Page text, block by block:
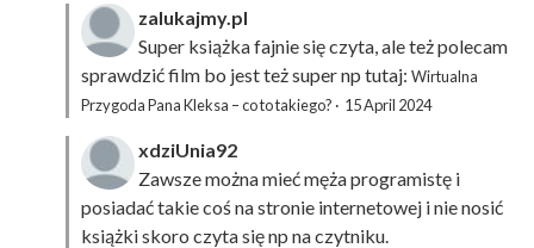
zalukajmy.pl
Super książka fajnie się czyta, ale też polecam
sprawdzić film bo jest też super np tutaj: Wirtualna
Przygoda Pana Kleksa – co to takiego? · 15 April 2024
xdziUnia92
Zawsze można mieć męża programistę i
posiadać takie coś na stronie internetowej i nie nosić
książki skoro czyta się np na czytniku.